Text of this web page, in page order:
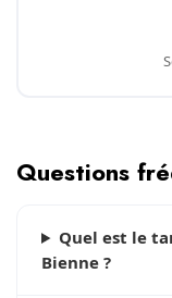
Questions
Quel est le
Bienne ?